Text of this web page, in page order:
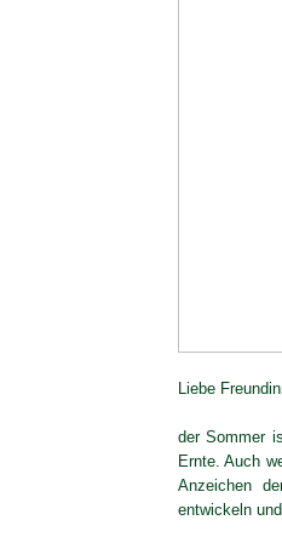
Liebe
der Sommer
Ernte. Auch
Anzeichen
entwickeln